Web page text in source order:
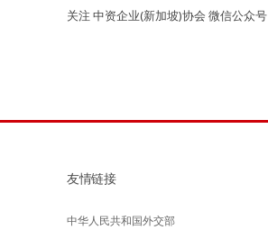
关注 中资企业(新加坡)协会 微信公众号
友情链接
中华人民共和国外交部